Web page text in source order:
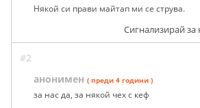
Някой си прави майтап ми се струва.
Сигнализирай
#2
анонимен ( преди 4 години )
за нас да, за някой чех с кеф